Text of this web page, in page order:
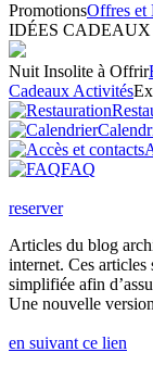
PromotionsOffres et
IDÉES CADEAUX
Nuit Insolite à Offrir
Cadeaux Activités
FAQ
reserver
Articles du blog
internet. Ces articles
simplifiée afin
Une nouvelle
en suivant ce lien